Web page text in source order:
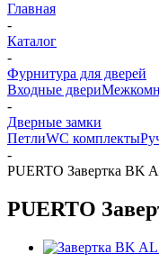
Главная
-
Каталог
-
Фурнитура для дверей
Входные двери
-
Дверные замки
ПетлиWC комплекты
-
PUERTO Завертка BK
PUERTO